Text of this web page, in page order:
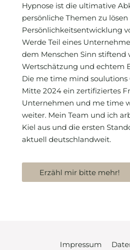
Hypnose ist die ultimative
persönliche Themen zu
Persönlichkeitsentwicklung
Werde Teil eines
dem Menschen Sinn stiftend
Wertschätzung und echtem
Die me time mind soulutions
Mitte 2024 ein zertifiziertes
Unternehmen und me time
weiter. Mein Team und ich
Kiel aus und die ersten
aktuell deutschlandweit.
Erzähl mir bitte mehr!
Impressum